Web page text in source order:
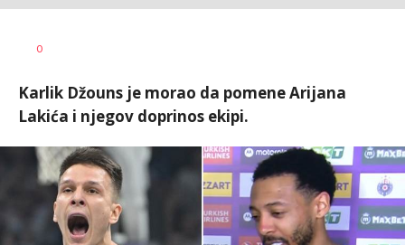
AUTOR
0
Karlik Džouns je morao da pomene Arijana
Lakića i njegov doprinos ekipi.